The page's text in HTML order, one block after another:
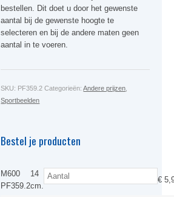
bestellen. Dit doet u door het gewenste
aantal bij de gewenste hoogte te
selecteren en bij de andere maten geen
aantal in te voeren.
SKU: PF359.2 Categorieën:Andere prijzen
Sportbeelden
Bestel je producten
M600
PF359.2
14
cm.
€